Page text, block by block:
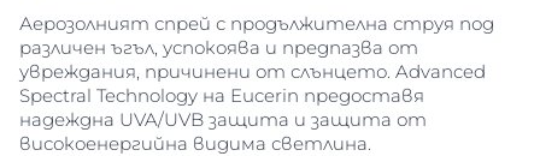
Аерозолният спрей с продължителна струя под
различен ъгъл, успокоява и предпазва от
увреждания, причинени от слънцето. Advanced
Spectral Technology на Eucerin предоставя
надеждна UVA/UVB защита и защита от
високоенергийна видима светлина.